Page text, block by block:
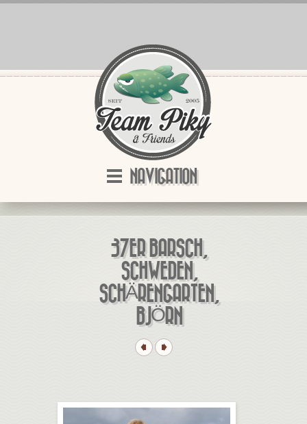
NAVIGATION
37ER BARSCH,
SCHWEDEN,
SCHÄRENGARTEN,
BJÖRN